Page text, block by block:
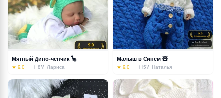
Мятный Дино-чепчик 🦕
★ 9.0 118🏅 Лариса
Малыш в Синем 🧸
★ 9.0 115🏅 Наталья